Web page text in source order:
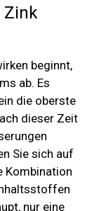
Zink
beginnt,
ab. Es
die oberste
dieser Zeit
Sie sich auf
Kombination
nur eine